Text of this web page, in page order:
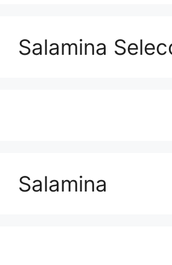
Salamina
Salamina